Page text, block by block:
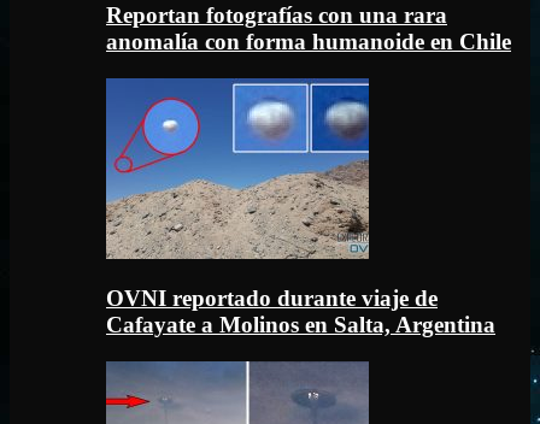
Reportan fotografías con una rara
anomalía con forma humanoide en Chile
OVNI reportado durante viaje de
Cafayate a Molinos en Salta, Argentina